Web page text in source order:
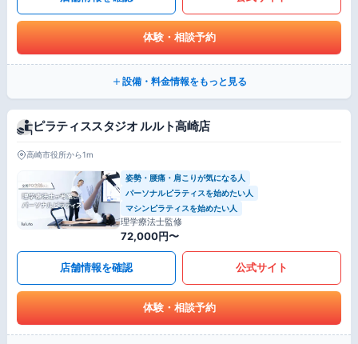
体験・相談予約
設備・料金情報をもっと見る
ピラティススタジオ ルルト高崎店
高崎市役所から1m
姿勢・腰痛・肩こりが気になる人
パーソナルピラティスを始めたい人
マシンピラティスを始めたい人
理学療法士監修
72,000円〜
店舗情報を確認 公式サイト
体験・相談予約